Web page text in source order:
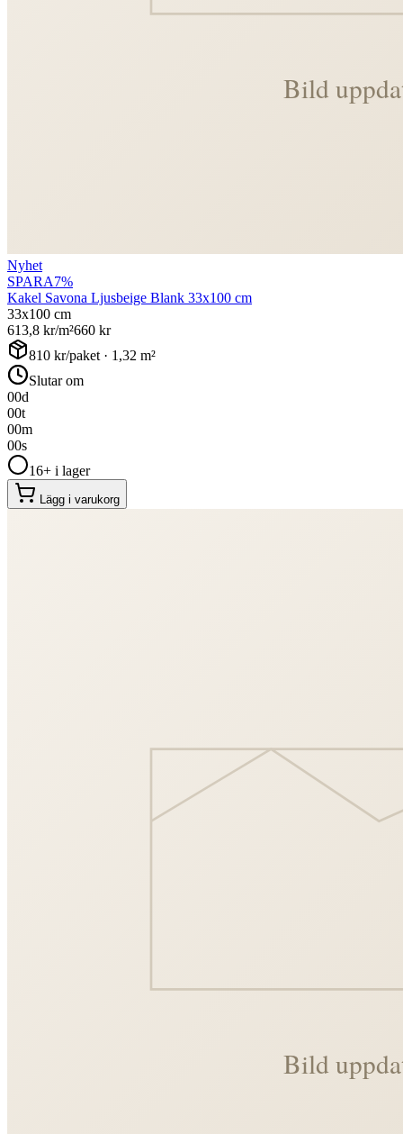
Nyhet
SPARA7%
Kakel Savona Ljusbeige Blank 33x100 cm
33x100 cm
613,8 kr/m²660 kr
810 kr/paket · 1,32 m²
Slutar om
00d
00t
00m
00s
16+ i lager
Lägg i varukorg